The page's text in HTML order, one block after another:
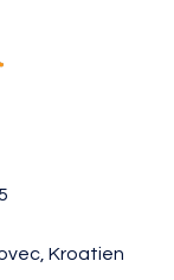
Kroatien